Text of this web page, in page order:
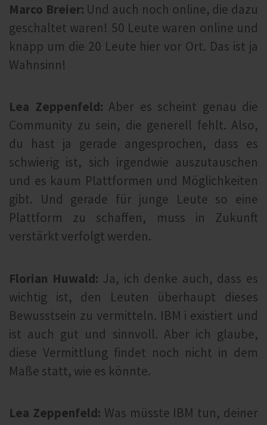
Marco Breier: Und auch noch online, die dazu
geschaltet waren! 50 Leute waren online und
knapp um die 20 Leute hier vor Ort. Das ist ja
Wahnsinn!
Lea Zeppenfeld: Aber es scheint genau die
Community zu sein, die generell fehlt. Also,
du hast ja gerade angesprochen, dass es
schwierig ist, sich irgendwie auszutauschen
und es kaum Plattformen und Möglichkeiten
gibt. Und gerade für junge Leute so eine
Plattform zu schaffen, muss in Zukunft
verstärkt verfolgt werden.
Florian Huwald: Ja, ich denke auch, dass es
wichtig ist, den Leuten überhaupt dieses
Bewusstsein zu vermitteln. IBM i existiert und
ist auch gut und sinnvoll. Aber ich glaube,
diese Vermittlung findet noch nicht in dem
Maße statt, wie es könnte.
Lea Zeppenfeld: Was müsste IBM tun, deiner